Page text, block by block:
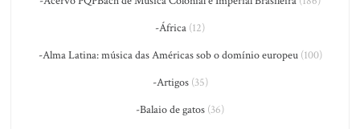
-África (12)
-Alma Latina: música das Américas sob o domínio europeu(100)
-Artigos(35)
-Balaio de gatos (36)